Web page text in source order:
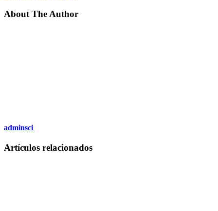
About The Author
adminsci
Artículos relacionados